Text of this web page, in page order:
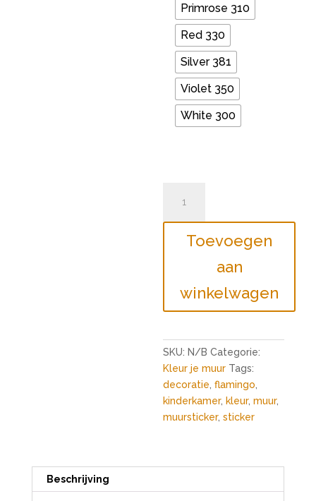
Primrose 310
Red 330
Silver 381
Violet 350
White 300
flamingo
aantal
Toevoegen
aan
winkelwagen
SKU: N/B Categorie:
Kleur je muur Tags:
decoratie ,flamingo
kinderkamer, kleur,muur,
muursticker,sticker
Beschrijving